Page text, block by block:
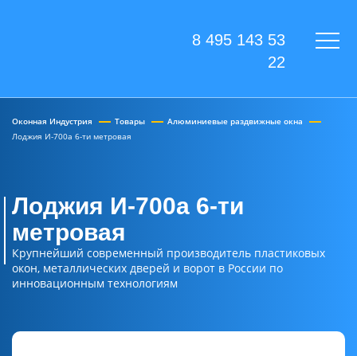
8 495 143 53
22
Оконная Индустрия Товары
Алюминиевые раздвижные окна
Лоджия И-700а 6-ти метровая
Лоджия И-700а 6-ти
метровая
Крупнейший современный производитель пластиковых
окон, металлических дверей и ворот в России по
инновационным технологиям